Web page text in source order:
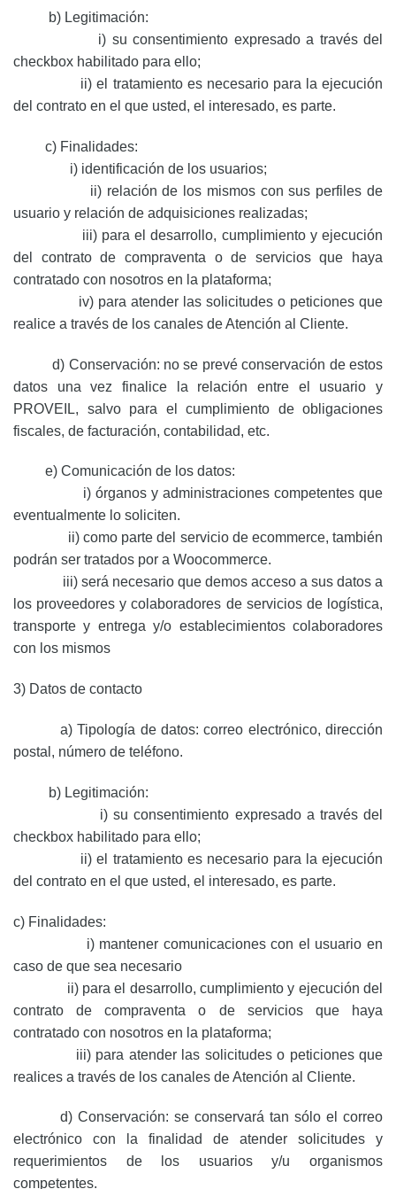
b) Legitimación:
i) su consentimiento expresado a través del
checkbox habilitado para ello;
ii) el tratamiento es necesario para la ejecución
del contrato en el que usted, el interesado, es parte.
c) Finalidades:
i) identificación de los usuarios;
ii) relación de los mismos con sus perfiles de
usuario y relación de adquisiciones realizadas;
iii) para el desarrollo, cumplimiento y ejecución
del contrato de compraventa o de servicios que haya
contratado con nosotros en la plataforma;
iv) para atender las solicitudes o peticiones que
realice a través de los canales de Atención al Cliente.
d) Conservación: no se prevé conservación de estos
datos una vez finalice la relación entre el usuario y
PROVEIL, salvo para el cumplimiento de obligaciones
fiscales, de facturación, contabilidad, etc.
e) Comunicación de los datos:
i) órganos y administraciones competentes que
eventualmente lo soliciten.
ii) como parte del servicio de ecommerce, también
podrán ser tratados por a Woocommerce.
iii) será necesario que demos acceso a sus datos a
los proveedores y colaboradores de servicios de logística,
transporte y entrega y/o establecimientos colaboradores
con los mismos
3) Datos de contacto
a) Tipología de datos: correo electrónico, dirección
postal, número de teléfono.
b) Legitimación:
i) su consentimiento expresado a través del
checkbox habilitado para ello;
ii) el tratamiento es necesario para la ejecución
del contrato en el que usted, el interesado, es parte.
c) Finalidades:
i) mantener comunicaciones con el usuario en
caso de que sea necesario
ii) para el desarrollo, cumplimiento y ejecución del
contrato de compraventa o de servicios que haya
contratado con nosotros en la plataforma;
iii) para atender las solicitudes o peticiones que
realices a través de los canales de Atención al Cliente.
d) Conservación: se conservará tan sólo el correo
electrónico con la finalidad de atender solicitudes y
requerimientos de los usuarios y/u organismos
competentes.